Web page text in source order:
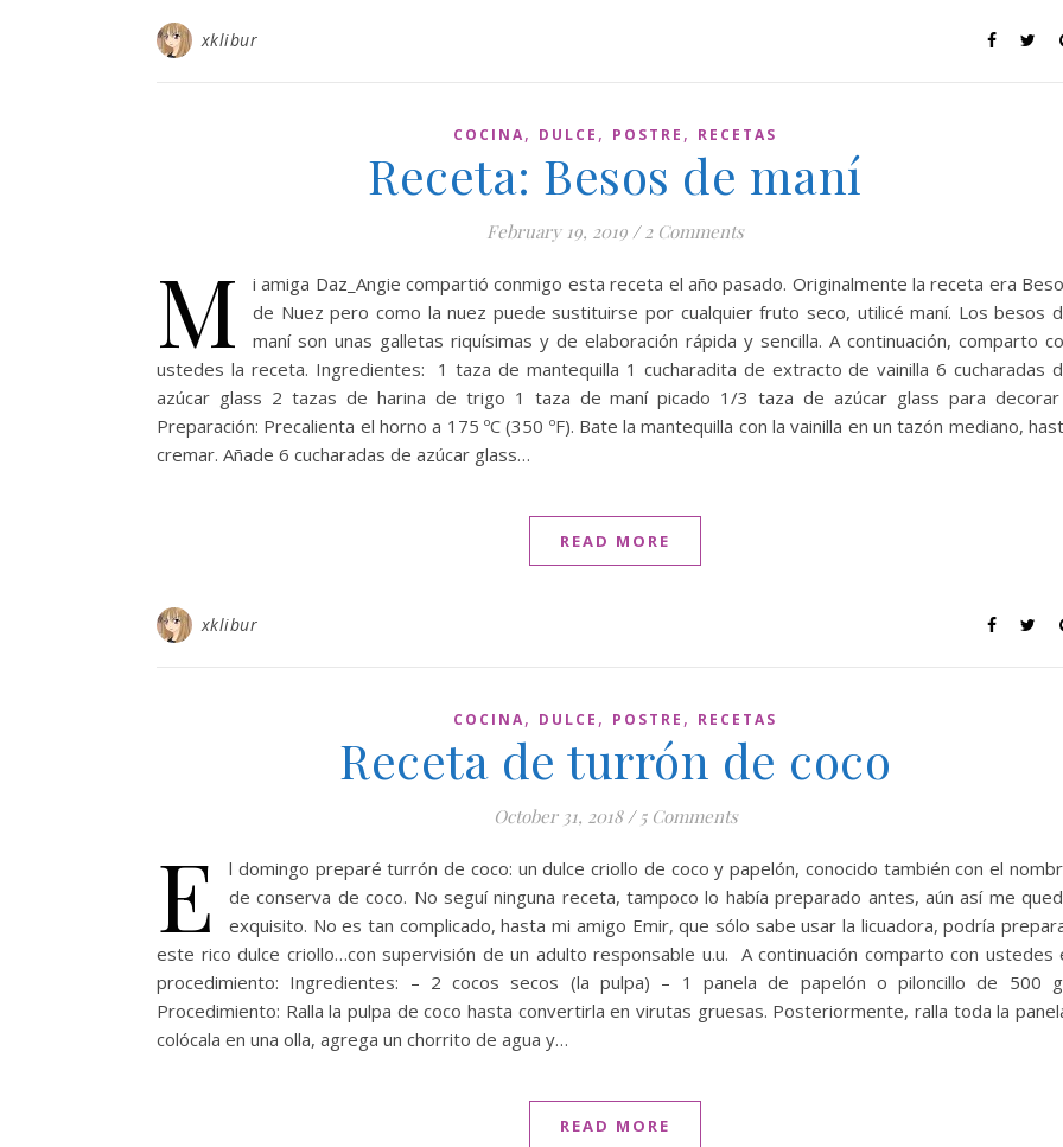
xklibur
COCINA, DULCE , POSTRE , RECETAS
Receta: Besos de maní
February 19, 2019 / 2 Comments
M
i amiga Daz_Angie compartió conmigo esta receta el año pasado. Originalmente la receta era
de Nuez pero como la nuez puede sustituirse por cualquier fruto seco, utilicé maní. Los besos
maní son unas galletas riquísimas y de elaboración rápida y sencilla. A continuación, comparto
ustedes la receta. Ingredientes: 1 taza de mantequilla 1 cucharadita de extracto de vainilla 6 cucharadas
azúcar glass 2 tazas de harina de trigo 1 taza de maní picado 1/3 taza de azúcar glass para decorar
Preparación: Precalienta el horno a 175 ºC (350 ºF). Bate la mantequilla con la vainilla en un tazón mediano,
cremar. Añade 6 cucharadas de azúcar glass…
READ MORE
xklibur
COCINA, DULCE , POSTRE , RECETAS
Receta de turrón de coco
October 31, 2018 / 5 Comments
E
l domingo preparé turrón de coco: un dulce criollo de coco y papelón, conocido también con el
de conserva de coco. No seguí ninguna receta, tampoco lo había preparado antes, aún así me
exquisito. No es tan complicado, hasta mi amigo Emir, que sólo sabe usar la licuadora, podría
este rico dulce criollo…con supervisión de un adulto responsable u.u. A continuación comparto con ustedes
procedimiento: Ingredientes: – 2 cocos secos (la pulpa) – 1 panela de papelón o piloncillo de 500
Procedimiento: Ralla la pulpa de coco hasta convertirla en virutas gruesas. Posteriormente, ralla toda la
colócala en una olla, agrega un chorrito de agua y…
READ MORE